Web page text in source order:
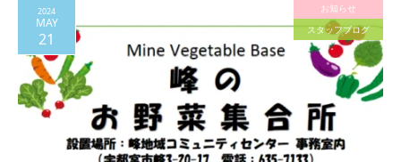
2024
MAY
21
お知らせ
スタッフブログ